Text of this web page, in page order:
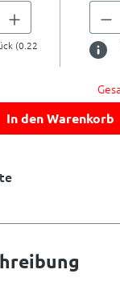
(0.22
In den Warenkorb